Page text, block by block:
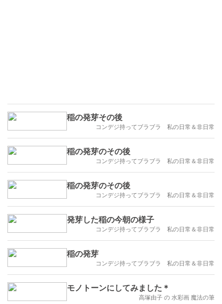
稲の発芽その後
コンデジ持ってブラブラ 私の日常＆非日常
稲の発芽のその後
コンデジ持ってブラブラ 私の日常＆非日常
稲の発芽のその後
コンデジ持ってブラブラ 私の日常＆非日常
発芽した稲の今朝の様子
コンデジ持ってブラブラ 私の日常＆非日常
稲の発芽
コンデジ持ってブラブラ 私の日常＆非日常
モノトーンにしてみました＊
高塚由子 の 水彩画 魔法の筆